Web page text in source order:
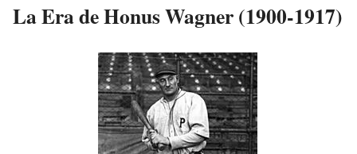
La Era de Honus Wagner (1900-1917)